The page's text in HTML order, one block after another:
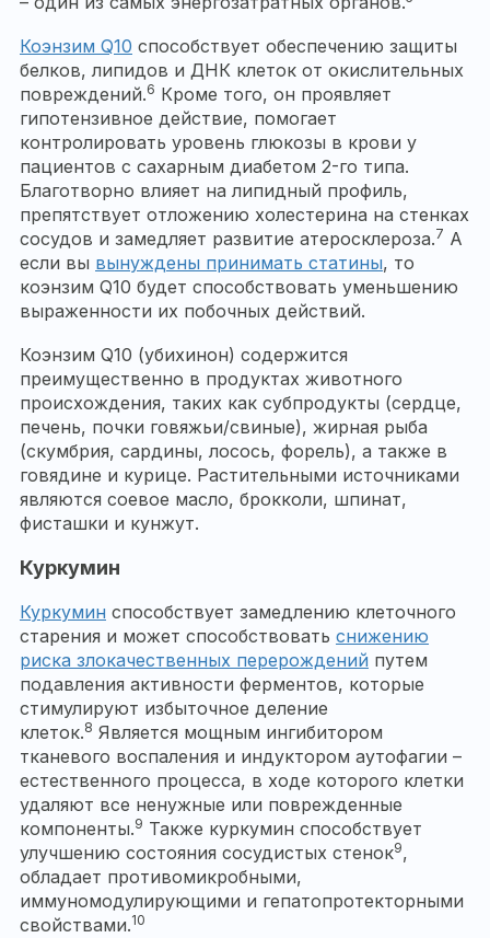
Коэнзим Q10 способствует обеспечению защиты
белков, липидов и ДНК клеток от окислительных
повреждений.6 Кроме того, он проявляет
гипотензивное действие, помогает
контролировать уровень глюкозы в крови у
пациентов с сахарным диабетом 2-го типа.
Благотворно влияет на липидный профиль,
препятствует отложению холестерина на стенках
сосудов и замедляет развитие атеросклероза.7 А
если вы вынуждены принимать статины, то
коэнзим Q10 будет способствовать уменьшению
выраженности их побочных действий.
Коэнзим Q10 (убихинон) содержится
преимущественно в продуктах животного
происхождения, таких как субпродукты (сердце,
печень, почки говяжьи/свиные), жирная рыба
(скумбрия, сардины, лосось, форель), а также в
говядине и курице. Растительными источниками
являются соевое масло, брокколи, шпинат,
фисташки и кунжут.
Куркумин
Куркумин способствует замедлению клеточного
старения и может способствовать снижению
риска злокачественных перерождений путем
подавления активности ферментов, которые
стимулируют избыточное деление
клеток.8 Является мощным ингибитором
тканевого воспаления и индуктором аутофагии –
естественного процесса, в ходе которого клетки
удаляют все ненужные или поврежденные
компоненты.9 Также куркумин способствует
улучшению состояния сосудистых стенок9,
обладает противомикробными,
иммуномодулирующими и гепатопротекторными
свойствами.10